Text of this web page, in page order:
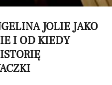
JOLIE JAKO
I OD KIEDY